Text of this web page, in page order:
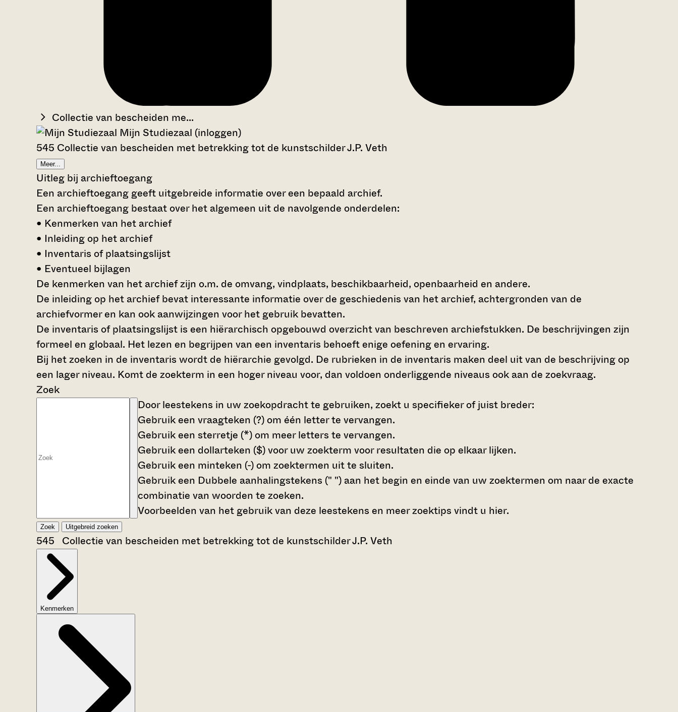
Collectie van bescheiden me...
Mijn Studiezaal (inloggen)
545 Collectie van bescheiden met betrekking tot de kunstschilder J.P. Veth
Meer...
Uitleg bij archieftoegang
Een archieftoegang geeft uitgebreide informatie over een bepaald archief.
Een archieftoegang bestaat over het algemeen uit de navolgende onderdelen:
• Kenmerken van het archief
• Inleiding op het archief
• Inventaris of plaatsingslijst
• Eventueel bijlagen
De kenmerken van het archief zijn o.m. de omvang, vindplaats, beschikbaarheid, openbaarheid en andere.
De inleiding op het archief bevat interessante informatie over de geschiedenis van het archief, achtergronden van de
archiefvormer en kan ook aanwijzingen voor het gebruik bevatten.
De inventaris of plaatsingslijst is een hiërarchisch opgebouwd overzicht van beschreven archiefstukken. De beschrijvingen zijn
formeel en globaal. Het lezen en begrijpen van een inventaris behoeft enige oefening en ervaring.
Bij het zoeken in de inventaris wordt de hiërarchie gevolgd. De rubrieken in de inventaris maken deel uit van de beschrijving op
een lager niveau. Komt de zoekterm in een hoger niveau voor, dan voldoen onderliggende niveaus ook aan de zoekvraag.
Zoek
Door leestekens in uw zoekopdracht te gebruiken, zoekt u specifieker of juist breder:
Gebruik een vraagteken (?) om één letter te vervangen.
Gebruik een sterretje (*) om meer letters te vervangen.
Gebruik een dollarteken ($)voor uw zoekterm voor resultaten die op elkaar lijken.
Gebruik een minteken (-) om zoektermen uit te sluiten.
Gebruik een Dubbele aanhalingstekens (" ") aan het begin en einde van uw zoektermen om naar de exacte
combinatie van woorden te zoeken.
Voorbeelden van het gebruik van deze leestekens en meer zoektips vindt u hier.
Zoek Uitgebreid zoeken
545 Collectie van bescheiden met betrekking tot de kunstschilder J.P. Veth
Kenmerken